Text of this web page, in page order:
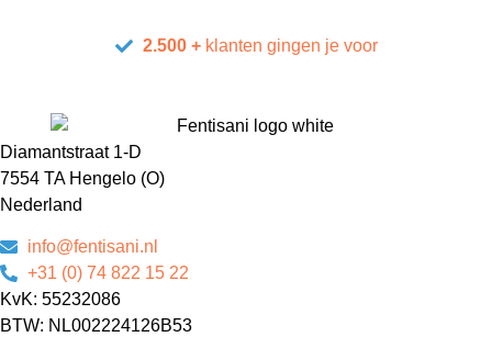
2.500 +klanten gingen je voor
Diamantstraat 1-D
7554 TA Hengelo (O)
Nederland
info@fentisani.nl
+31 (0) 74 822 15 22
KvK: 55232086
BTW: NL002224126B53